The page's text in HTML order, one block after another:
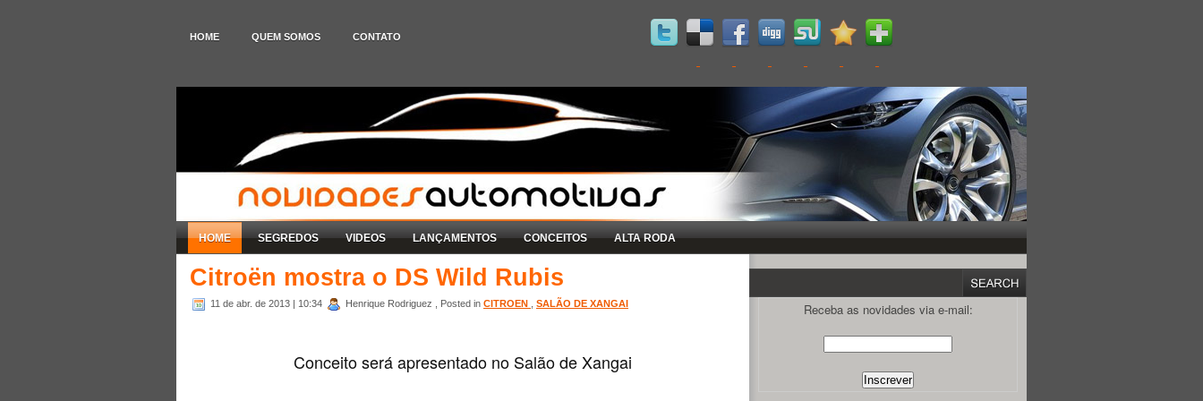
HOME QUEM SOMOS CONTATO
HOME SEGREDOS VIDEOS LANÇAMENTOS CONCEITOS ALTA RODA
Citroën mostra o DS Wild Rubis
11 de abr. de 2013 | 10:34 Henrique Rodriguez , Posted in CITROEN SALÃO DE XANGAI
Conceito será apresentado no Salão de Xangai
Receba as novidades via e-mail: